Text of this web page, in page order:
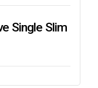
Single Slim